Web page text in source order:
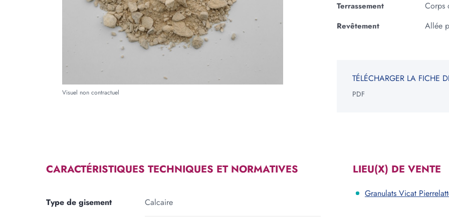
Visuel non contractuel
Terrassement Corps
Revêtement Allée
TÉLÉCHARGER LA FICHE
PDF
CARACTÉRISTIQUES TECHNIQUES ET NORMATIVES
Type de gisement Calcaire
LIEU(X) DE VENTE
Granulats Vicat
RECTANGLE TRIANGLE
Longueur Largeur
m cm
Voir les carrières près de chez moi